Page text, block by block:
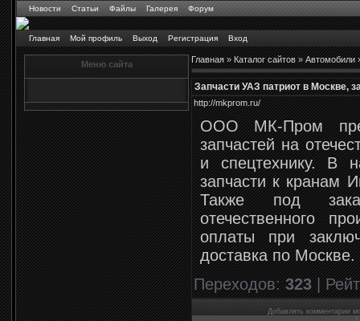
Новости Статьи Файлы Галерея Форум
Главная Мой профиль Выход Регистрация Вход
Меню сайта Главная»Каталог сайтов»Автомобили
Запчасти УАЗ патриот в Москве,
http://mkprom.ru/
ООО МК-Пром
запчастей на
и спецтехнику. В
запчасти к кранам
Также под
отечественного
оплаты при
доставка по Москве.
Переходов:323|
Добавлять комментарии